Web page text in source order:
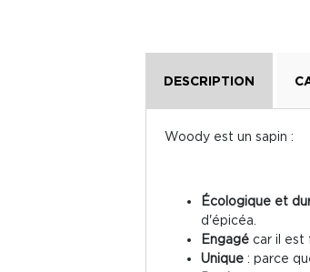
DESCRIPTION
Woody est un sapin :
Écologique et
d'épicéa.
Engagé car il est
Unique : parce